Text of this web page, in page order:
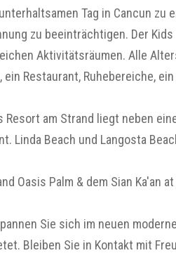
Tag in Cancun zu
zu beeinträchtigen. Der
Aktivitätsräumen. Alle
Restaurant, Ruhebereiche,
am Strand liegt neben
Linda Beach und Langosta
Oasis Palm & dem Sian Ka'an
Sie sich im neuen
Bleiben Sie in Kontakt mit